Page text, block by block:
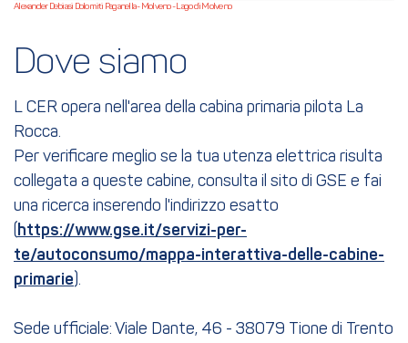
Alexander Debiasi Dolomiti Paganella - Molveno - Lago di Molveno
Dove siamo
L CER opera nell'area della cabina primaria pilota La
Rocca.
Per verificare meglio se la tua utenza elettrica risulta
collegata a queste cabine, consulta il sito di GSE e fai
una ricerca inserendo l'indirizzo esatto
( https://www.gse.it/servizi-per-
te/autoconsumo/mappa-interattiva-delle-cabine-
primarie).
Sede ufficiale: Viale Dante, 46 - 38079 Tione di Trento